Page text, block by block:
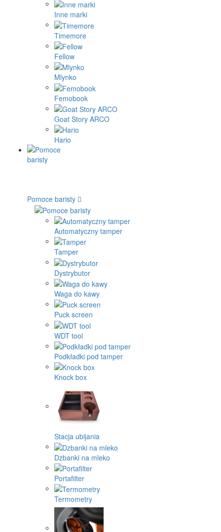
Inne marki
Timemore
Fellow
Mlynko
Femobook
Goat Story ARCO
Hario
Pomoce baristy
Automatyczny tamper
Tamper
Dystrybutor
Waga do kawy
Puck screen
WDT tool
Podkładki pod tamper
Knock box
Stacja ubijania
Dzbanki na mleko
Portafilter
Termometry